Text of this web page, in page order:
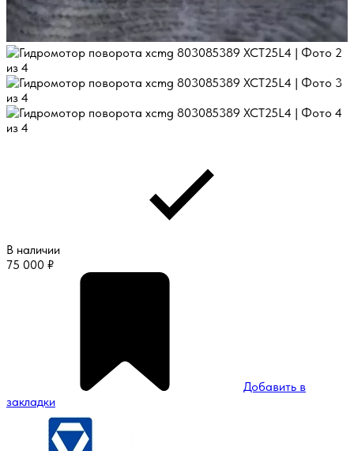
В наличии
75 000 ₽
Добавить в
закладки